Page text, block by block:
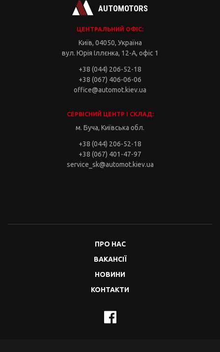
AUTOMOTORS
ЦЕНТРАЛЬНИЙ ОФІС:
Київ, 04050, Україна
вул. Юрія Іллєнка, 12-А, офіс 1
+38 (044) 206-52-18
+38 (067) 406-06-06
office@automot.kiev.ua
СЕРВІСНИЙ ЦЕНТР І СКЛАД:
м. Буча, Київська обл.
+38 (044) 206-52-18
+38 (067) 401-47-97
service_sk@automot.kiev.ua
ПРО НАС
ВАКАНСІЇ
НОВИНИ
КОНТАКТИ